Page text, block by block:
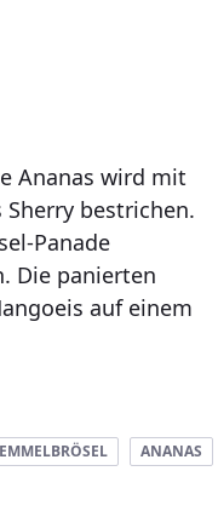
Ananas wird mit
bestrichen.
Panade
Die panierten
auf einem
ANANAS